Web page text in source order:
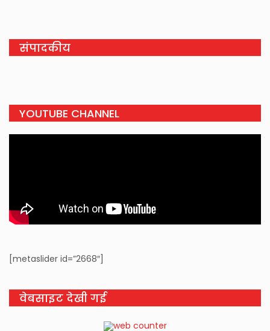
संपादकीय
YOUTUBE CHANNEL
[metaslider id=”2668″]
वेबसाइट देखी गई